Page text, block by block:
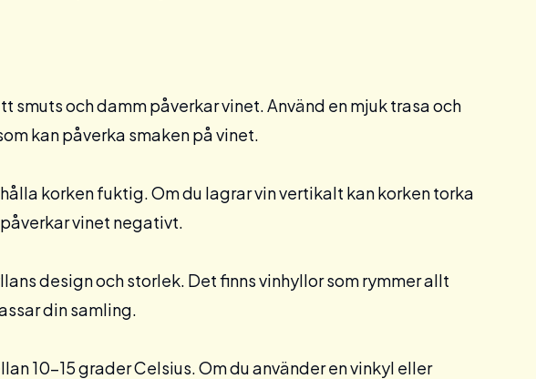
och damm påverkar vinet. Använd en mjuk trasa och
kan påverka smaken på vinet.
korken fuktig. Om du lagrar vin vertikalt kan korken torka
vinet negativt.
design och storlek. Det finns vinhyllor som rymmer allt
din samling.
10-15 grader Celsius. Om du använder envinkyl eller